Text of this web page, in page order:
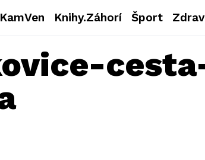
KamVen Knihy.Záhorí Šport